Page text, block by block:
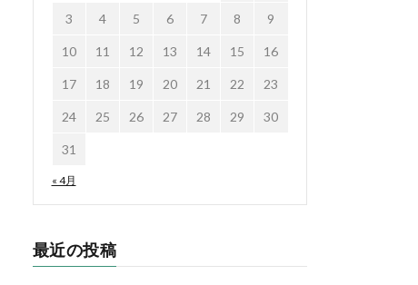
« 4月
3 4 5 6 7 8 9
10 11 12 13 14 15 16
17 18 19 20 21 22 23
24 25 26 27 28 29 30
31
最近の投稿